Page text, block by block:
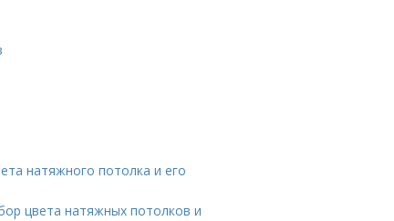
натяжного потолка и его
цвета натяжных потолков и